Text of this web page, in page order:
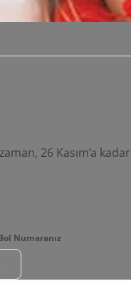
26 Kasım’a
Numaranız